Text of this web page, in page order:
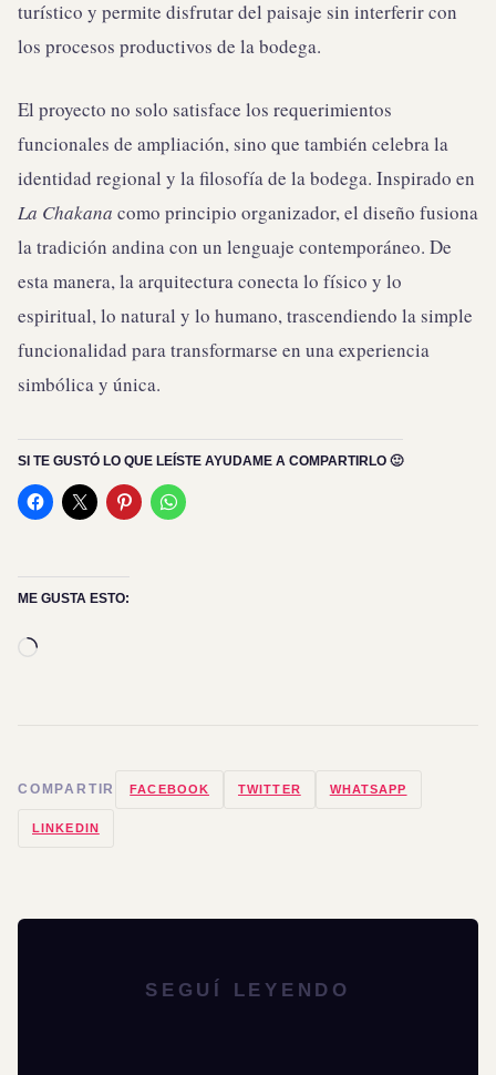
turístico y permite disfrutar del paisaje sin interferir con
los procesos productivos de la bodega.
El proyecto no solo satisface los requerimientos
funcionales de ampliación, sino que también celebra la
identidad regional y la filosofía de la bodega. Inspirado en
La Chakana como principio organizador, el diseño fusiona
la tradición andina con un lenguaje contemporáneo. De
esta manera, la arquitectura conecta lo físico y lo
espiritual, lo natural y lo humano, trascendiendo la simple
funcionalidad para transformarse en una experiencia
simbólica y única.
SI TE GUSTÓ LO QUE LEÍSTE AYUDAME A COMPARTIRLO 🙂
ME GUSTA ESTO:
Cargando...
COMPARTIR FACEBOOK TWITTER WHATSAPP
LINKEDIN
SEGUÍ LEYENDO